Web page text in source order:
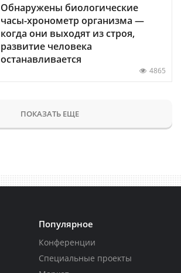
Обнаружены биологические
часы-хронометр организма —
когда они выходят из строя,
развитие человека
останавливается
4865
ПОКАЗАТЬ ЕЩЕ
Популярное
Конференции
Специальные проекты